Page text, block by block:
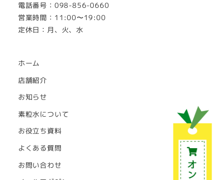
電話番号：098-856-0660
営業時間：11:00〜19:00
定休日：月、火、水
ホーム
店舗紹介
お知らせ
素粒水について
お役立ち資料
よくある質問
お問い合わせ